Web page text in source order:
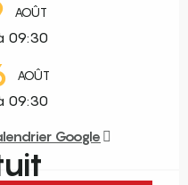
AOÛT
09:30
AOÛT
09:30
Google